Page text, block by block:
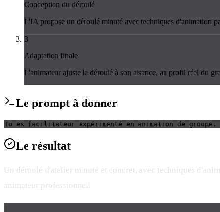
Conception du déroulé
L'IA propose un déroulé minuté avec techniques d'animation
3
Adaptation finale
L'animateur ajuste le déroulé à son aisance, au profil réel du
Le prompt à donner
Tu es facilitateur expérimenté en animation de
Le résultat
Un déroulé d'atelier minuté et concret, avec techniques
animateur professionnel.